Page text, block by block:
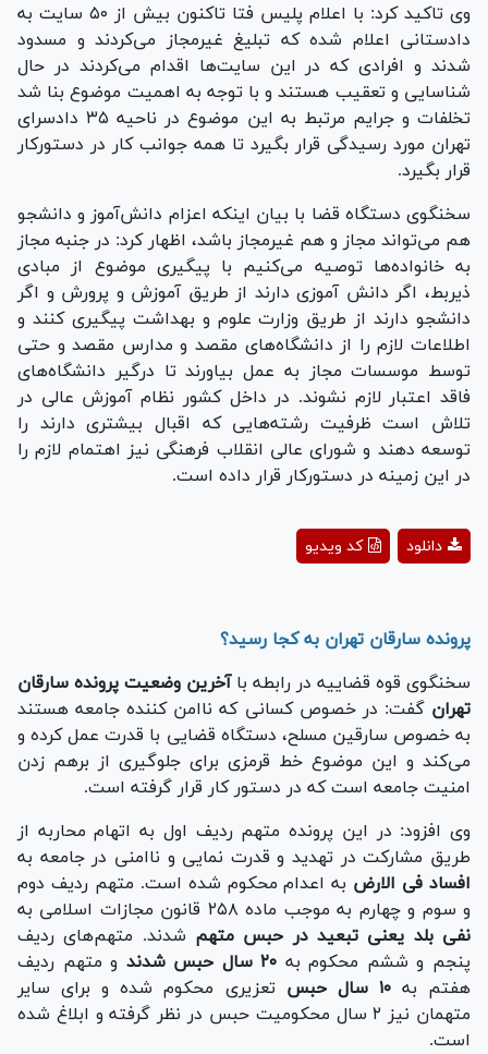
وی تاکید کرد: با اعلام پلیس فتا تاکنون بیش از ۵۰ سایت به
دادستانی اعلام شده که تبلیغ غیرمجاز می‌کردند و مسدود
شدند و افرادی که در این سایت‌ها اقدام می‌کردند در حال
شناسایی و تعقیب هستند و با توجه به اهمیت موضوع بنا شد
تخلفات و جرایم مرتبط به این موضوع در ناحیه ۳۵ دادسرای
تهران مورد رسیدگی قرار بگیرد تا همه جوانب کار در دستورکار
قرار بگیرد.
سخنگوی دستگاه قضا با بیان اینکه اعزام دانش‌آموز و دانشجو
هم می‌تواند مجاز و هم غیرمجاز باشد، اظهار کرد: در جنبه مجاز
به خانواده‌ها توصیه می‌کنیم با پیگیری موضوع از مبادی
ذیربط، اگر دانش آموزی دارند از طریق آموزش و پرورش و اگر
دانشجو دارند از طریق وزارت علوم و بهداشت پیگیری کنند و
اطلاعات لازم را از دانشگاه‌های مقصد و مدارس مقصد و حتی
توسط موسسات مجاز به عمل بیاورند تا درگیر دانشگاه‌های
فاقد اعتبار لازم نشوند. در داخل کشور نظام آموزش عالی در
تلاش است ظرفیت رشته‌هایی که اقبال بیشتری دارند را
توسعه دهند و شورای عالی انقلاب فرهنگی نیز اهتمام لازم را
در این زمینه در دستورکار قرار داده است.
Playکد ویدیو دانلود
پرونده سارقان تهران به کجا رسید؟
سخنگوی قوه قضاییه در رابطه باآخرین وضعیت پرونده سارقان
تهران گفت: در خصوص کسانی که ناامن کننده جامعه هستند
به خصوص سارقین مسلح، دستگاه قضایی با قدرت عمل کرده و
می‌کند و این موضوع خط قرمزی برای جلوگیری از برهم زدن
امنیت جامعه است که در دستور کار قرار گرفته است.
وی افزود: در این پرونده متهم ردیف اول به اتهام محاربه از
طریق مشارکت در تهدید و قدرت نمایی و ناامنی در جامعه به
افساد فی الارض به اعدام محکوم شده است. متهم ردیف دوم
و سوم و چهارم به موجب ماده ۲۵۸ قانون مجازات اسلامی به
نفی بلد یعنی تبعید در حبس متهم شدند. متهم‌های ردیف
پنجم و ششم محکوم به
و متهم ردیف
هفتم به۱۰ سال حبس
تعزیری محکوم شده و برای سایر
متهمان نیز ۲ سال محکومیت حبس در نظر گرفته و ابلاغ شده
است.